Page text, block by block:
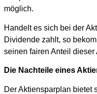
möglich.
Handelt es sich bei der
Dividende zahlt, so
seinen fairen Anteil
Die Nachteile eines
Der Aktiensparplan bietet